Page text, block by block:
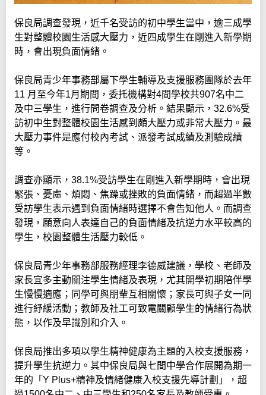
保良局調查發現，近千名受訪的初中學生當中，逾三成學
生對整體校園生活感大壓力，近四成學生在剛進入新學期
時，會出現負面情緒。
保良局青少年事務部屬下學生輔導及支援服務團隊於去年
11 月至今年1月期間，委托機構對4間學校共907名中二
及中三學生，進行問卷調查及分析。結果顯示，32.6%受
訪初中生對整體校園生活感到頗大壓力或非常大壓力。最
大壓力事件是應付校內考試、派發考試成績及測驗成績
等。
調查亦顯示，38.1%受訪學生在剛進入新學期時，會出現
緊張、憂慮、煩悶、焦躁或挫敗的負面情緒，而超過半數
受訪學生表示遇到負面情緒時選擇不會告知他人。而調查
發現，願意向人表達自己的負面情緒及抗逆力水平較高的
學生，校園整體生活壓力較低。
保良局青少年事務部服務經理李德威建議，學校、老師及
家長宜多主動關注學生情緒及表現，尤其開學初期陪伴學
生慢慢適應；同學可與朋輩互相關懷；家長可與子女一同
進行紓緩活動；教師及社工可致電關顧學生的情緒行為狀
態，以作及早識別和介入。
保良局推出多項以學生精神健康為主題的入校支援服務，
提升學生抗逆力。其中保良局與七間中學合作展開為期一
年的「Y Plus+精神及情緒健康入校支援先導計劃」，超